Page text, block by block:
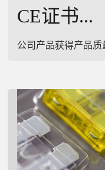
CE证书...
公司产品获得产品质